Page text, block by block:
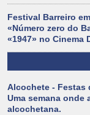
Festival Barreiro
«Número zero do
«1947» no Cinema
Alcochete - Festas
Uma semana onde
alcochetana.